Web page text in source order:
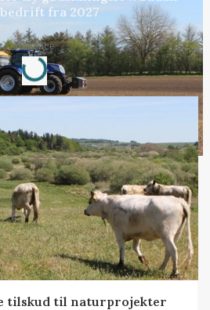
fra 2027
Annonce
Loading...
tilskud til naturprojekter